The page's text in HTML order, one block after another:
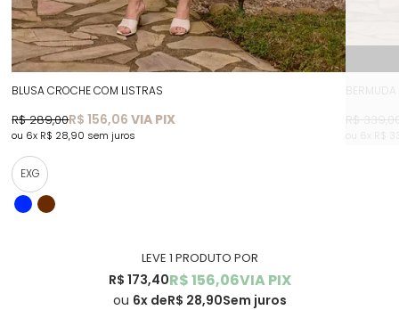
BLUSA CROCHE COM LISTRAS
R$ 156,06 VIA PIX
R$ 289,00
6x R$ 28,90 sem juros
EXG
R$
R$
LEVE 1 PRODUTO
R$ 173,40R$ 156,06VIA PIX
6x R$ 28,90Sem juros